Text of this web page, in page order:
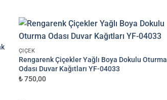
ÇIÇEK
Rengarenk Çiçekler Yağlı Boya Dokulu Oturma
Odası Duvar Kağıtları YF-04033
₺ 750,00